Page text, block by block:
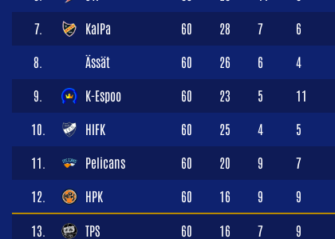
7. KalPa 60 28 7 6
8. Ässät 60 26 6 4
9. K-Espoo 60 23 5 11
10. HIFK 60 25 4 5
11. Pelicans 60 20 9 7
12. HPK 60 16 9 9
13. TPS 60 16 7 9